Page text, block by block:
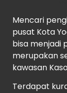
Mencari
pusat Kota
bisa menjadi
merupakan
kawasan
Terdapat